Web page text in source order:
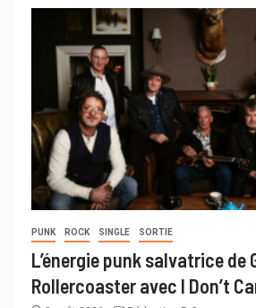
PUNK ROCK SINGLE SORTIE
L’énergie punk salvatrice de
Rollercoaster avec I Don’t